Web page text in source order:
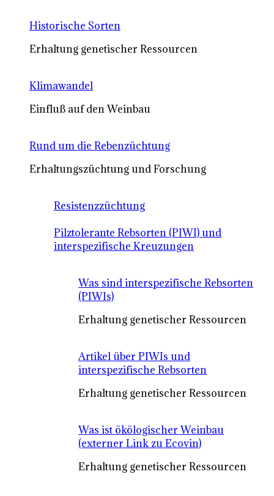
Historische Sorten
Erhaltung genetischer Ressourcen
Klimawandel
Einfluß auf den Weinbau
Rund um die Rebenzüchtung
Erhaltungszüchtung und Forschung
Resistenzzüchtung
Pilztolerante Rebsorten (PIWI) und
interspezifische Kreuzungen
Was sind interspezifische Rebsorten
(PIWIs)
Erhaltung genetischer Ressourcen
Artikel über PIWIs und
interspezifische Rebsorten
Erhaltung genetischer Ressourcen
Was ist ökölogischer Weinbau
(externer Link zu Ecovin)
Erhaltung genetischer Ressourcen